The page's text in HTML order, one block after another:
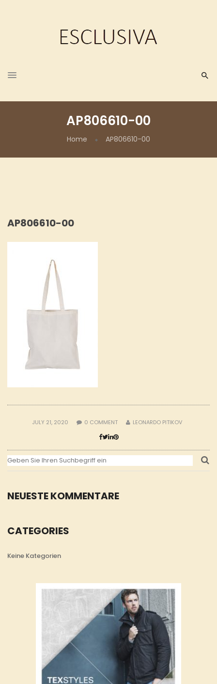
AP806610-00
Home AP806610-00
NEUESTE KOMMENTARE
CATEGORIES
Keine Kategorien
AP806610-00
JULY 21, 2020 0 COMMENT LEONARDO PITIKOV